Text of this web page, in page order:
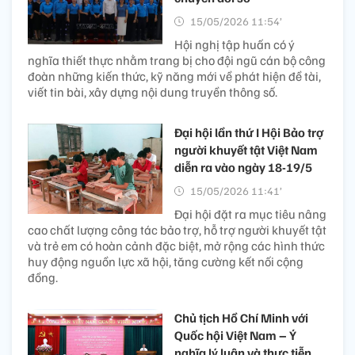
15/05/2026 11:54’
Hội nghị tập huấn có ý
nghĩa thiết thực nhằm trang bị cho đội ngũ cán bộ công
đoàn những kiến thức, kỹ năng mới về phát hiện đề tài,
viết tin bài, xây dựng nội dung truyền thông số.
Đại hội lần thứ I Hội Bảo trợ
người khuyết tật Việt Nam
diễn ra vào ngày 18-19/5
15/05/2026 11:41’
Đại hội đặt ra mục tiêu nâng
cao chất lượng công tác bảo trợ, hỗ trợ người khuyết tật
và trẻ em có hoàn cảnh đặc biệt, mở rộng các hình thức
huy động nguồn lực xã hội, tăng cường kết nối cộng
đồng.
Chủ tịch Hồ Chí Minh với
Quốc hội Việt Nam – Ý